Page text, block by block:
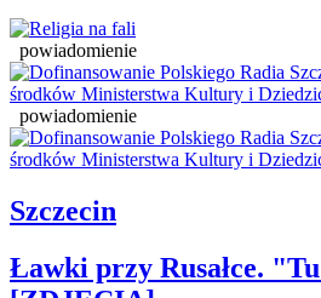
powiadomienie
powiadomienie
Szczecin
Ławki przy Rusałce.